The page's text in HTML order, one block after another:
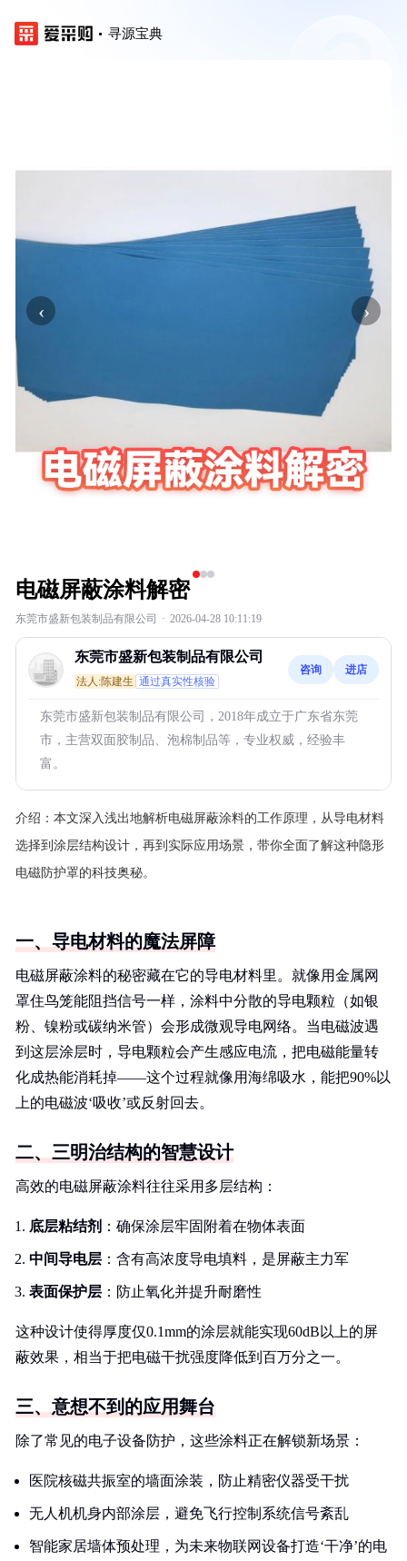
寻源宝典
‹ ›
电磁屏蔽涂料解密
东莞市盛新包装制品有限公司 · 2026-04-28 10:11:19
东莞市盛新包装制品有限公司
法人:陈建生 通过真实性核验
咨询 进店
东莞市盛新包装制品有限公司，2018年成立于广东省东莞
市，主营双面胶制品、泡棉制品等，专业权威，经验丰
富。
介绍： 本文深入浅出地解析电磁屏蔽涂料的工作原理，从导电材料
选择到涂层结构设计，再到实际应用场景，带你全面了解这种隐形
电磁防护罩的科技奥秘。
一、导电材料的魔法屏障
电磁屏蔽涂料的秘密藏在它的导电材料里。就像用金属网
罩住鸟笼能阻挡信号一样，涂料中分散的导电颗粒（如银
粉、镍粉或碳纳米管）会形成微观导电网络。当电磁波遇
到这层涂层时，导电颗粒会产生感应电流，把电磁能量转
化成热能消耗掉——这个过程就像用海绵吸水，能把90%以
上的电磁波‘吸收’或反射回去。
二、三明治结构的智慧设计
高效的电磁屏蔽涂料往往采用多层结构：
底层粘结剂 ：确保涂层牢固附着在物体表面
中间导电层 ：含有高浓度导电填料，是屏蔽主力军
表面保护层 ：防止氧化并提升耐磨性
这种设计使得厚度仅0.1mm的涂层就能实现60dB以上的屏
蔽效果，相当于把电磁干扰强度降低到百万分之一。
三、意想不到的应用舞台
除了常见的电子设备防护，这些涂料正在解锁新场景：
医院核磁共振室的墙面涂装，防止精密仪器受干扰
无人机机身内部涂层，避免飞行控制系统信号紊乱
智能家居墙体预处理，为未来物联网设备打造‘干净’的电